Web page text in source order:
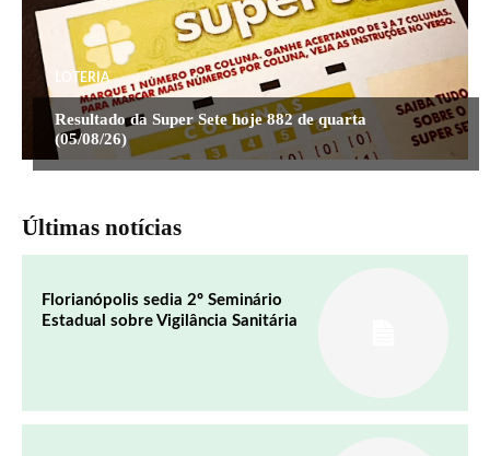
LOTERIA
Resultado da Super Sete hoje 882 de quarta
(05/08/26)
Últimas notícias
Florianópolis sedia 2º Seminário
Estadual sobre Vigilância Sanitária